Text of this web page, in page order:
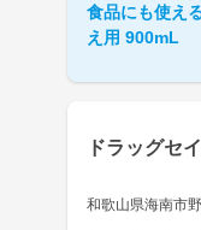
食品にも使え
え用 900mL
ドラッグセ
和歌山県海南市